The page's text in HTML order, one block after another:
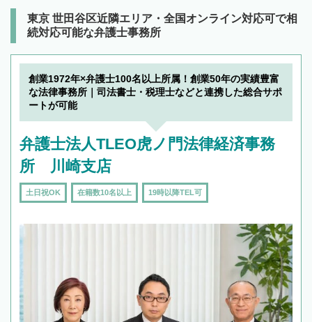
東京 世田谷区近隣エリア・全国オンライン対応可で相
続対応可能な弁護士事務所
創業1972年×弁護士100名以上所属！創業50年の実績豊富
な法律事務所｜司法書士・税理士などと連携した総合サポ
ートが可能
弁護士法人TLEO虎ノ門法律経済事務
所 川崎支店
土日祝OK 在籍数10名以上 19時以降TEL可